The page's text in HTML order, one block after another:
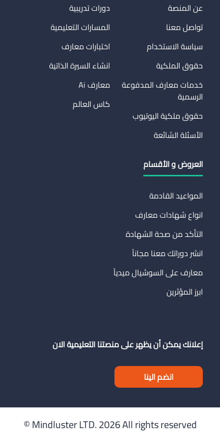
عن المنصة
تواصل معنا
سياسة الاستخدام
حقوق الملكية
خدمات معارف المدفوعة
الرسمية
حقوق ملكية اليوتيوب
الأسئلة الشائعة
دورات تدريبية
المسارات التعليمية
اختبارات معارف
انشاء السيرة الذاتية
معارف Ai
كاس العالم
العروض و الأقسام
المواعيد القادمة
انواع شهادات معارف
التأكد من صحة الشهادة
انشر دوراتك معنا مجاناً
معارف على السوشيال ميدياً
ابرز المؤثرين
إعلانك يمكن أن يظهر على منصتنا التعليمية الان
انضم الينا
Mindluster LTD.2026 All rights reserved ©